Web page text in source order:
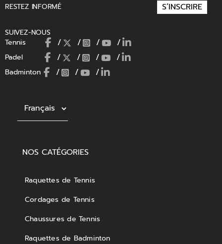
RESTEZ INFORMÉ S’INSCRIRE
SUIVEZ-NOUS
Tennis
/ / / /
Padel / / / /
Badminton / / /
Choisir une langue
NOS CATÉGORIES
Raquettes de Tennis
Cordages de Tennis
Chaussures de Tennis
Raquettes de Badminton